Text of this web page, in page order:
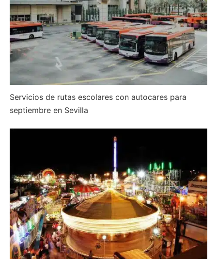
Servicios de rutas escolares con autocares para
septiembre en Sevilla